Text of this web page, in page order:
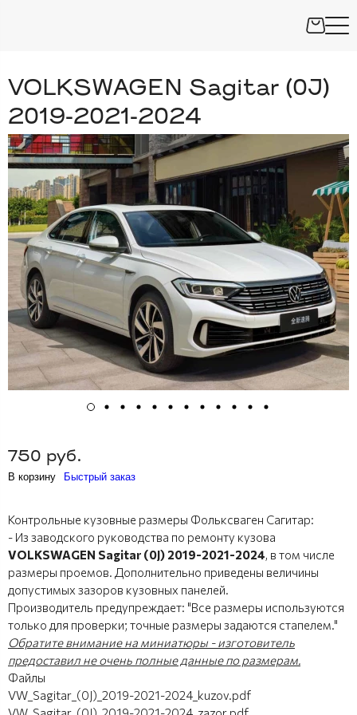
VOLKSWAGEN Sagitar (0J)
2019-2021-2024
750 руб.
В корзину Быстрый заказ
Контрольные кузовные размеры Фольксваген Сагитар:
- Из заводского руководства по ремонту кузова
VOLKSWAGEN Sagitar (0J) 2019-2021-2024, в том числе
размеры проемов. Дополнительно приведены величины
допустимых зазоров кузовных панелей.
Производитель предупреждает: "Все размеры используются
только для проверки; точные размеры задаются стапелем."
Обратите внимание на миниатюры - изготовитель
предоставил не очень полные данные по размерам.
Файлы
VW_Sagitar_(0J)_2019-2021-2024_kuzov.pdf